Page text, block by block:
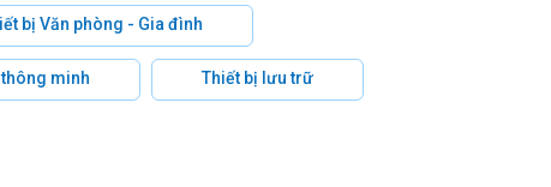
bị Văn phòng - Gia đình
minh Thiết bị lưu trữ